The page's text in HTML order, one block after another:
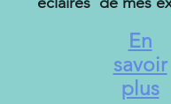
En
savoir
plus